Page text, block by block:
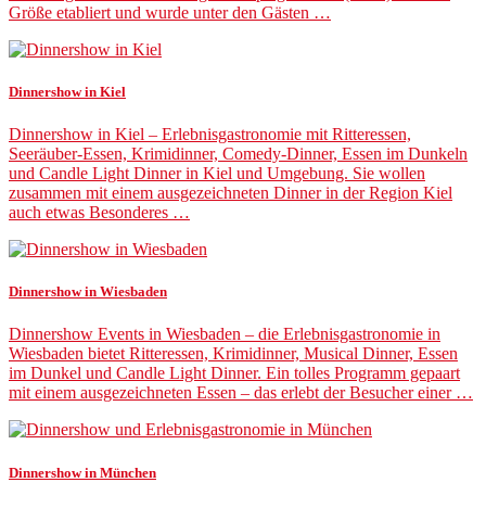
Größe etabliert und wurde unter den Gästen …
Dinnershow in Kiel
Dinnershow in Kiel – Erlebnisgastronomie mit Ritteressen,
Seeräuber-Essen, Krimidinner, Comedy-Dinner, Essen im Dunkeln
und Candle Light Dinner in Kiel und Umgebung. Sie wollen
zusammen mit einem ausgezeichneten Dinner in der Region Kiel
auch etwas Besonderes …
Dinnershow in Wiesbaden
Dinnershow Events in Wiesbaden – die Erlebnisgastronomie in
Wiesbaden bietet Ritteressen, Krimidinner, Musical Dinner, Essen
im Dunkel und Candle Light Dinner. Ein tolles Programm gepaart
mit einem ausgezeichneten Essen – das erlebt der Besucher einer …
Dinnershow in München